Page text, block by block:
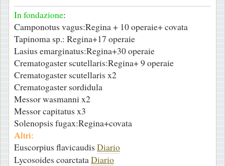
In fondazione:
Camponotus vagus:Regina + 10 operaie+ covata
Tapinoma sp.: Regina+17 operaie
Lasius emarginatus:Regina+30 operaie
Crematogaster scutellaris:Regina+ 9 operaie
Crematogaster scutellaris x2
Crematogaster sordidula
Messor wasmanni x2
Messor capitatus x3
Solenopsis fugax:Regina+covata
Altri:
Euscorpius flavicaudis Diario
Lycosoides coarctataDiario